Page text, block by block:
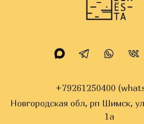
+79261250400
Новгородская обл, рп Шимск,
1а